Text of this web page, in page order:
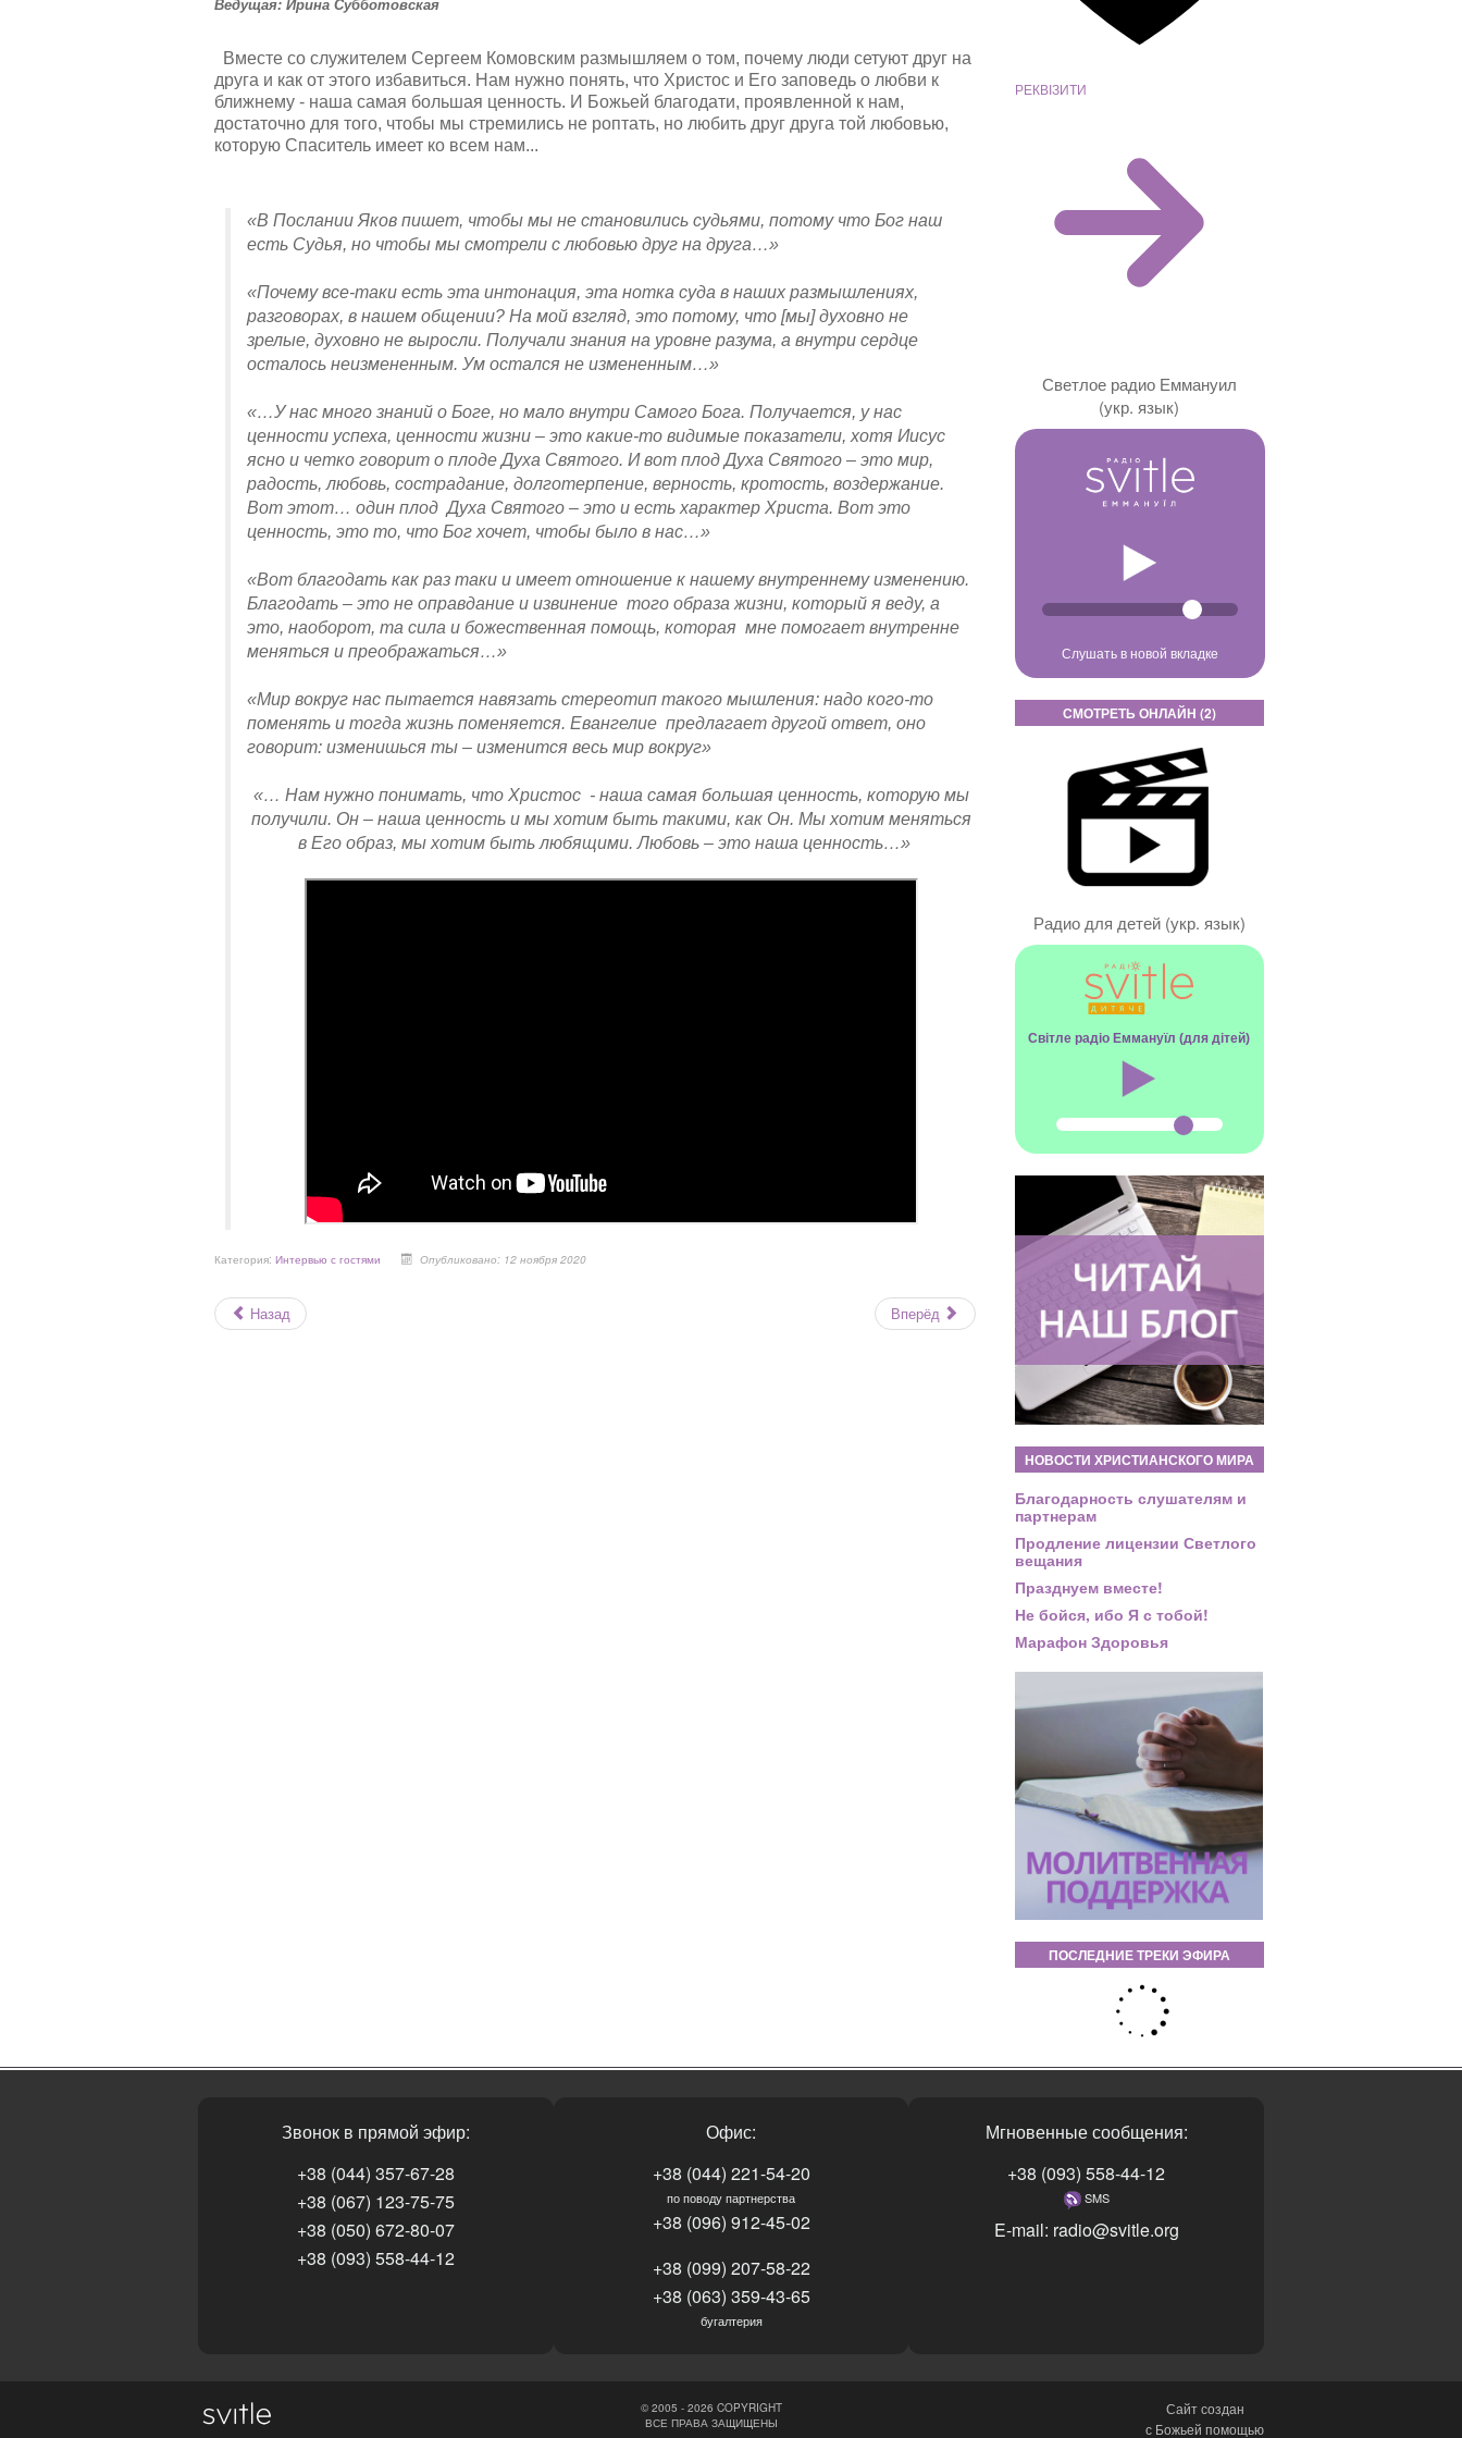
Ведущая: Ирина Субботовская
Вместе со служителем Сергеем Комовским размышляем о том, почему люди сетуют друг на
друга и как от этого избавиться. Нам нужно понять, что Христос и Его заповедь о любви к
ближнему - наша самая большая ценность. И Божьей благодати, проявленной к нам,
достаточно для того, чтобы мы стремились не роптать, но любить друг друга той любовью,
которую Спаситель имеет ко всем нам...
«В Послании Яков пишет, чтобы мы не становились судьями, потому что Бог наш
есть Судья, но чтобы мы смотрели с любовью друг на друга…»
«Почему все-таки есть эта интонация, эта нотка суда в наших размышлениях,
разговорах, в нашем общении? На мой взгляд, это потому, что [мы] духовно не
зрелые, духовно не выросли. Получали знания на уровне разума, а внутри сердце
осталось неизмененным. Ум остался не измененным…»
«…У нас много знаний о Боге, но мало внутри Самого Бога. Получается, у нас
ценности успеха, ценности жизни – это какие-то видимые показатели, хотя Иисус
ясно и четко говорит о плоде Духа Святого. И вот плод Духа Святого – это мир,
радость, любовь, сострадание, долготерпение, верность, кротость, воздержание.
Вот этот… один плод Духа Святого – это и есть характер Христа. Вот это
ценность, это то, что Бог хочет, чтобы было в нас…»
«Вот благодать как раз таки и имеет отношение к нашему внутреннему изменению.
Благодать – это не оправдание и извинение того образа жизни, который я веду, а
это, наоборот, та сила и божественная помощь, которая мне помогает внутренне
меняться и преображаться…»
«Мир вокруг нас пытается навязать стереотип такого мышления: надо кого-то
поменять и тогда жизнь поменяется. Евангелие предлагает другой ответ, оно
говорит: изменишься ты – изменится весь мир вокруг»
«… Нам нужно понимать, что Христос - наша самая большая ценность, которую мы
получили. Он – наша ценность и мы хотим быть такими, как Он. Мы хотим меняться
в Его образ, мы хотим быть любящими. Любовь – это наша ценность…»
Категория: Интервью с гостями Опубликовано: 12 ноября 2020
Назад Вперёд
РЕКВІЗИТИ
Светлое радио Еммануил
(укр. язык)
Слушать в новой вкладке
СМОТРЕТЬ ОНЛАЙН (2)
Радио для детей (укр. язык)
Світле радіо Еммануїл (для дітей)
НОВОСТИ ХРИСТИАНСКОГО МИРА
Благодарность слушателям и
партнерам
Продление лицензии Светлого
вещания
Празднуем вместе!
Не бойся, ибо Я с тобой!
Марафон Здоровья
ПОСЛЕДНИЕ ТРЕКИ ЭФИРА
Звонок в прямой эфир:
+38 (044) 357-67-28
+38 (067) 123-75-75
+38 (050) 672-80-07
+38 (093) 558-44-12
Офис:
+38 (044) 221-54-20
по поводу партнерства
+38 (096) 912-45-02
+38 (099) 207-58-22
+38 (063) 359-43-65
бугалтерия
Мгновенные сообщения:
+38 (093) 558-44-12
SMS
E-mail: radio@svitle.org
Сайт создан
с Божьей помощью
© 2005 - 2026 COPYRIGHT
ВСЕ ПРАВА ЗАЩИЩЕНЫ